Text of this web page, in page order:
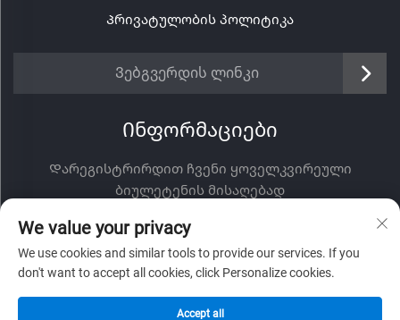
Პრივატულობის პოლიტიკა
Ვებგვერდის ლინკი
Ინფორმაციები
Დარეგისტრირდით ჩვენი ყოველკვირეული
ბიულეტენის მისაღებად
We value your privacy
We use cookies and similar tools to provide our services. If you
don't want to accept all cookies, click Personalize cookies.
Accept all